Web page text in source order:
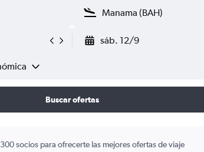
sáb. 12/9
Buscar ofertas
socios para ofrecerte las mejores ofertas de viaje